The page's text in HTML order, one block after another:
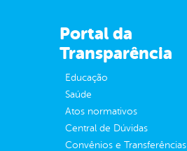
Portal da
Transparência
Educação
Saúde
Atos normativos
Central de Dúvidas
Convênios e Transferências